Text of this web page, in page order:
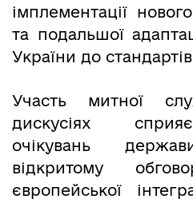
імплементації
та подальшої
України до
Участь митної
дискусіях
очікувань
відкритому
європейської